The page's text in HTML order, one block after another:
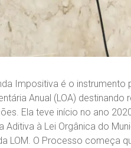
Impositiva é o
Anual (LOA)
Ela teve início no ano
Aditiva à Lei Orgânica do
LOM. O Processo começa